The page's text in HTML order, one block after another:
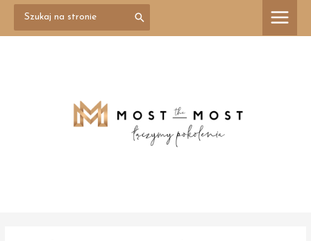
Przejdź
treści
for: